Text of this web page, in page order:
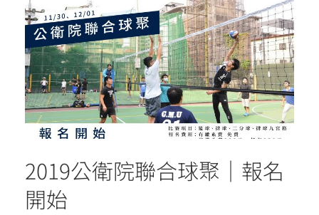
2019公衛院聯合球聚｜報名
開始